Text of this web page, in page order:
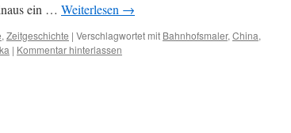
ein … Weiterlesen →
, Zeitgeschichte | Verschlagwortet mit Bahnhofsmaler, China,
| Kommentar hinterlassen